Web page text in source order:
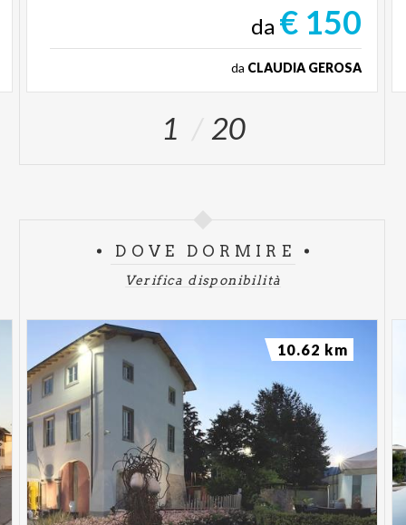
da € 150
da CLAUDIA GEROSA
1 20
DOVE DORMIRE
Verifica disponibilità
10.62 km